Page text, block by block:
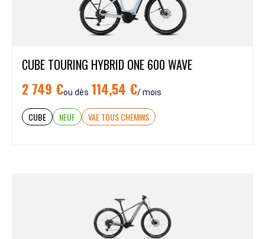
CUBE TOURING HYBRID ONE 600 WAVE
2 749 €ou dès 114,54 €/ mois
CUBE NEUF VAE TOUS CHEMINS